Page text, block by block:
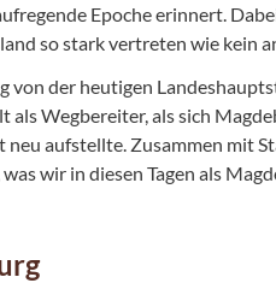
Epoche erinnert.
so stark vertreten wie kein
von der heutigen
als Wegbereiter, als sich
aufstellte. Zusammen mit
wir in diesen Tagen als